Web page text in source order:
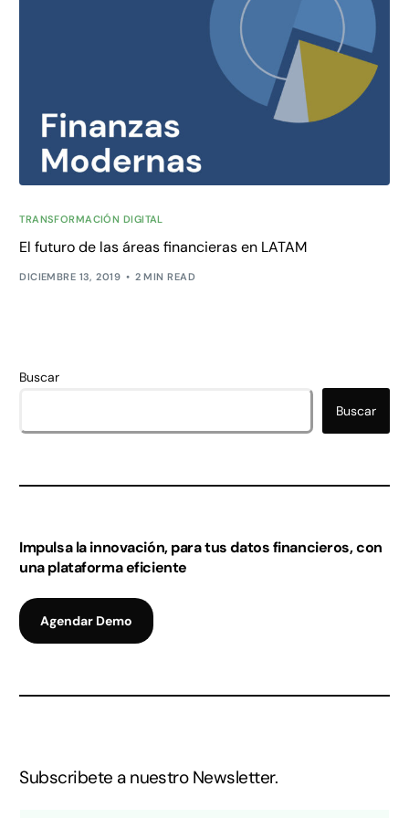
TRANSFORMACIÓN DIGITAL
El futuro de las áreas financieras en LATAM
DICIEMBRE 13, 2019 2 MIN READ
Buscar
Buscar
Impulsa la innovación, para tus datos financieros, con
una plataforma eficiente
Agendar Demo
Subscribete a nuestro Newsletter.